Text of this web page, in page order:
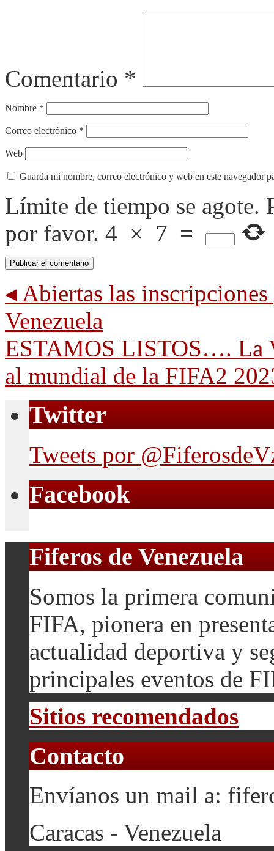
Comentario *
Nombre *
Correo electrónico *
Web
Guarda mi nombre, correo electrónico y web en este navegador
Límite de tiempo se agote.
por favor. 4 × 7 =
◂ Abiertas las
Venezuela
ESTAMOS LISTOS…. La
al mundial de la FIFA2
Twitter
Tweets por
Facebook
Fiferos de Venezuela
Somos la primera
FIFA, pionera en
actualidad deportiva y
principales eventos de
Sitios recomendados
Contacto
Envíanos un mail a:
Caracas - Venezuela